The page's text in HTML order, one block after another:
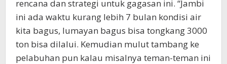
rencana dan strategi untuk gagasan ini. “Jambi
ini ada waktu kurang lebih 7 bulan kondisi air
kita bagus, lumayan bagus bisa tongkang 3000
ton bisa dilalui. Kemudian mulut tambang ke
pelabuhan pun kalau misalnya teman-teman ini